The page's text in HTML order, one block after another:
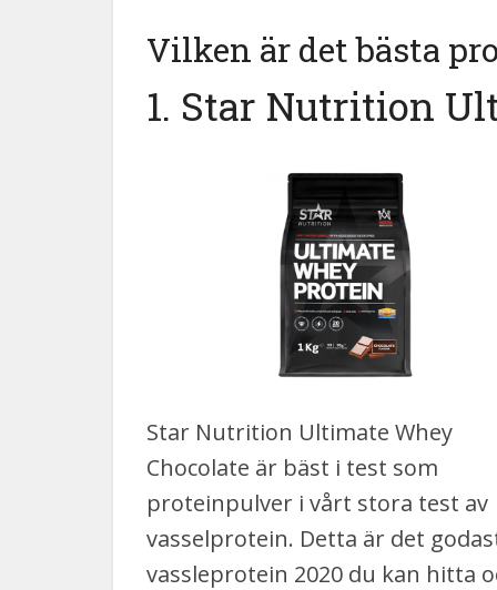
Vilken är det bästa
1. Star Nutrition
Star Nutrition Ultimate Whey
Chocolate är bäst i test som
proteinpulver i vårt stora test av
vasselprotein. Detta är det
vassleprotein 2020 du kan hitta